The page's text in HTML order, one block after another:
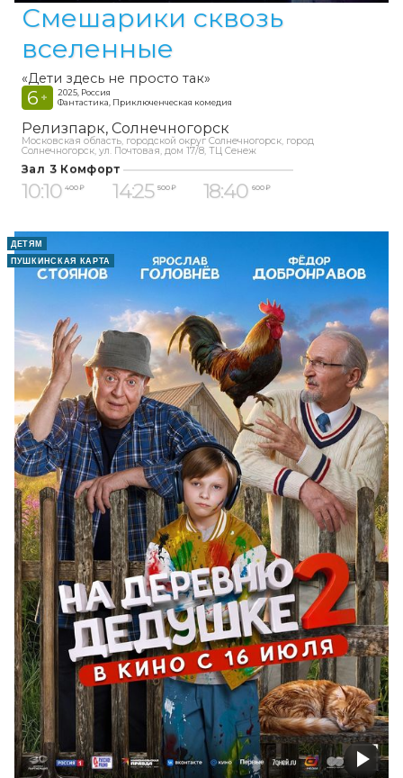
Смешарики сквозь
вселенные
«Дети здесь не просто так»
6 +
2025, Россия
Фантастика, Приключенческая комедия
Релизпарк Солнечногорск
Московская область, городской округ Солнечногорск, город
Солнечногорск, ул. Почтовая, дом 17/8, ТЦ Сенеж
Зал 3 Комфорт
10:10 400 ₽ 14:25 500 ₽ 18:40 600 ₽
ДЕТЯМ
ПУШКИНСКАЯ КАРТА